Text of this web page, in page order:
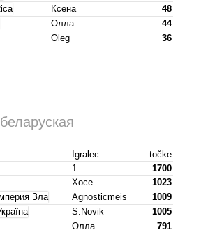
Ксена
48
Олла
44
Oleg 36
беларуская
Igralec
točke
1
1700
Хосе
1023
Agnosticmeis
1009
S.novik
1005
Олла
791